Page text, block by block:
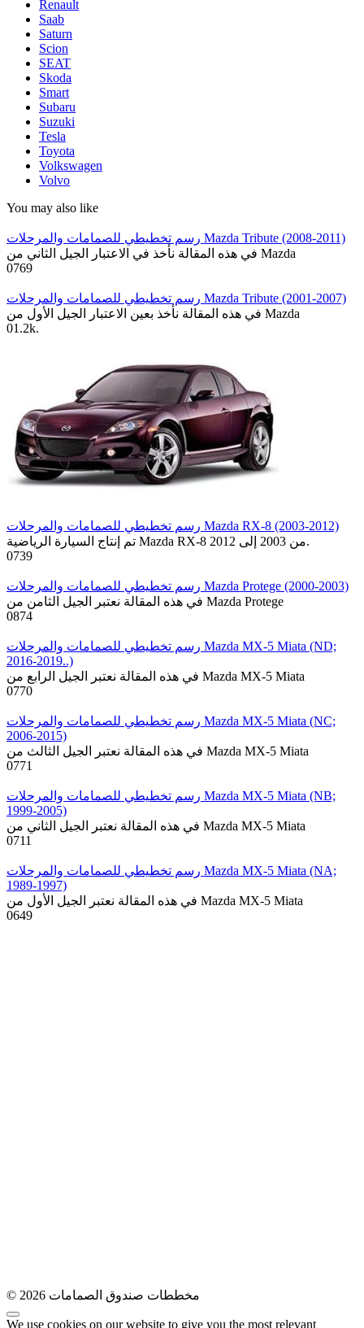
Renault
Saab
Saturn
Scion
SEAT
Skoda
Smart
Subaru
Suzuki
Tesla
Toyota
Volkswagen
Volvo
You may also like
رسم تخطيطي للصمامات والمرحلات Mazda Tribute (2008-2011)
في هذه المقالة نأخذ في الاعتبار الجيل الثاني من Mazda
0769
رسم تخطيطي للصمامات والمرحلات Mazda Tribute (2001-2007)
في هذه المقالة نأخذ بعين الاعتبار الجيل الأول من Mazda
01.2k.
رسم تخطيطي للصمامات والمرحلات Mazda RX-8 (2003-2012)
تم إنتاج السيارة الرياضية Mazda RX-8 من 2003 إلى 2012.
0739
رسم تخطيطي للصمامات والمرحلات Mazda Protege (2000-2003)
في هذه المقالة نعتبر الجيل الثامن من Mazda Protege
0874
رسم تخطيطي للصمامات والمرحلات Mazda MX-5 Miata (ND;
2016-2019..)
في هذه المقالة نعتبر الجيل الرابع من Mazda MX-5 Miata
0770
رسم تخطيطي للصمامات والمرحلات Mazda MX-5 Miata (NC;
2006-2015)
في هذه المقالة نعتبر الجيل الثالث من Mazda MX-5 Miata
0771
رسم تخطيطي للصمامات والمرحلات Mazda MX-5 Miata (NB;
1999-2005)
في هذه المقالة نعتبر الجيل الثاني من Mazda MX-5 Miata
0711
رسم تخطيطي للصمامات والمرحلات Mazda MX-5 Miata (NA;
1989-1997)
في هذه المقالة نعتبر الجيل الأول من Mazda MX-5 Miata
0649
© 2026 مخططات صندوق الصمامات
We use cookies on our website to give you the most relevant